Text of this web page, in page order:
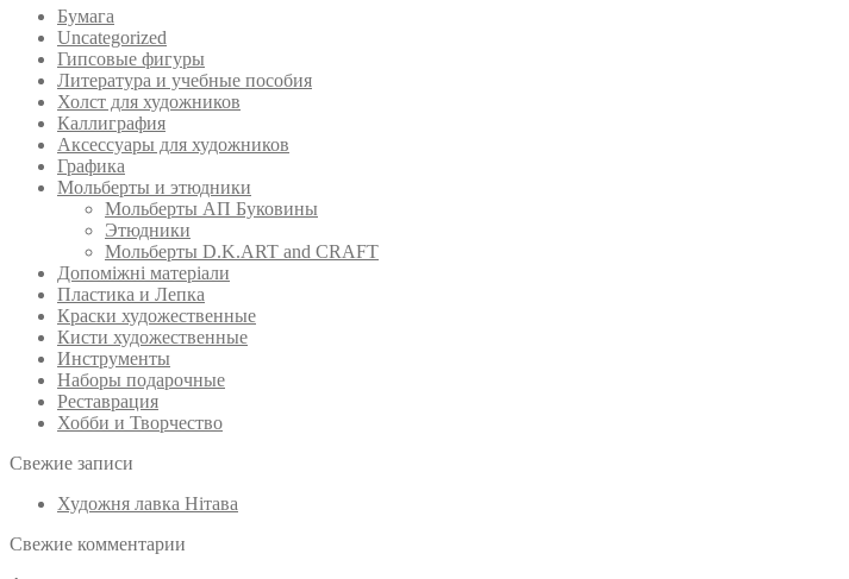
Бумага
Uncategorized
Гипсовые фигуры
Литература и учебные пособия
Холст для художников
Каллиграфия
Аксессуары для художников
Графика
Мольберты и этюдники
Мольберты АП Буковины
Этюдники
Мольберты D.K.ART and CRAFT
Допоміжні матеріали
Пластика и Лепка
Краски художественные
Кисти художественные
Инструменты
Наборы подарочные
Реставрация
Хобби и Творчество
Свежие записи
Художня лавка Нітава
Свежие комментарии